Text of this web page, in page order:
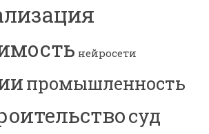
нейросети
промышленность
суд